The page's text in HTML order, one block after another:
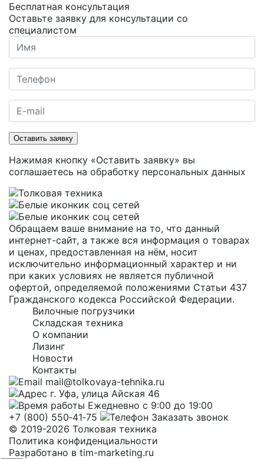
Бесплатная консультация
Оставьте заявку для консультации со
специалистом
Оставить заявку
Нажимая кнопку «Оставить заявку» вы
соглашаетесь на обработку персональных данных
Обращаем ваше внимание на то, что данный
интернет-сайт, а также вся информация о товарах
и ценах, предоставленная на нём, носит
исключительно информационный характер и ни
при каких условиях не является публичной
офертой, определяемой положениями Статьи 437
Гражданского кодекса Российской Федерации.
Вилочные погрузчики
Складская техника
О компании
Лизинг
Новости
Контакты
mail@tolkovaya-tehnika.ru
г. Уфа, улица Айская 46
Ежедневно с 9:00 до 19:00
+7 (800) 550‑41‑75
Заказать звонок
© 2019-2026 Толковая техника
Политика конфиденциальности
Разработано в tim-marketing.ru